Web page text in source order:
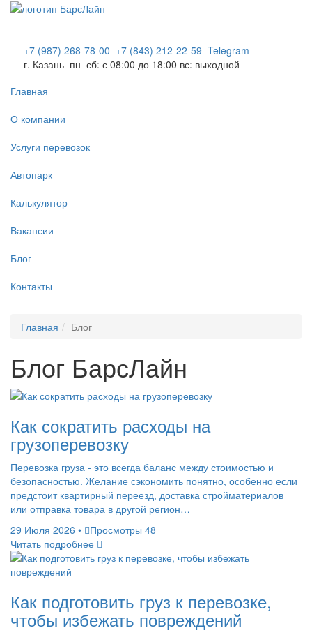
+7 (987) 268-78-00 +7 (843) 212-22-59 Telegram
г. Казань пн–сб: с 08:00 до 18:00 вс: выходной
Главная
О компании
Услуги перевозок
Автопарк
Калькулятор
Вакансии
Блог
Контакты
Главная Блог
Блог БарсЛайн
Как сократить расходы на
грузоперевозку
Перевозка груза - это всегда баланс между стоимостью и
безопасностью. Желание сэкономить понятно, особенно если
предстоит квартирный переезд, доставка стройматериалов
или отправка товара в другой регион…
29 Июля 2026 •
Просмотры 48
Читать подробнее
Как подготовить груз к перевозке,
чтобы избежать повреждений